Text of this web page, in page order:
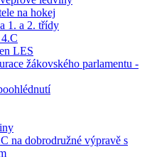
na hokej
1. a 2. třídy
LES
žákovského parlamentu -
na dobrodružné výpravě s